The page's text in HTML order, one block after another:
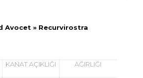
Avocet » Recurvirostra
KANAT AÇIKLIĞI AĞIRLIĞI